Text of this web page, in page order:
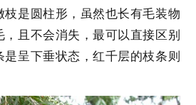
枝是圆柱形，虽然也长有毛装物
，且不会消失，最可以直接区别
呈下垂状态，红千层的枝条则